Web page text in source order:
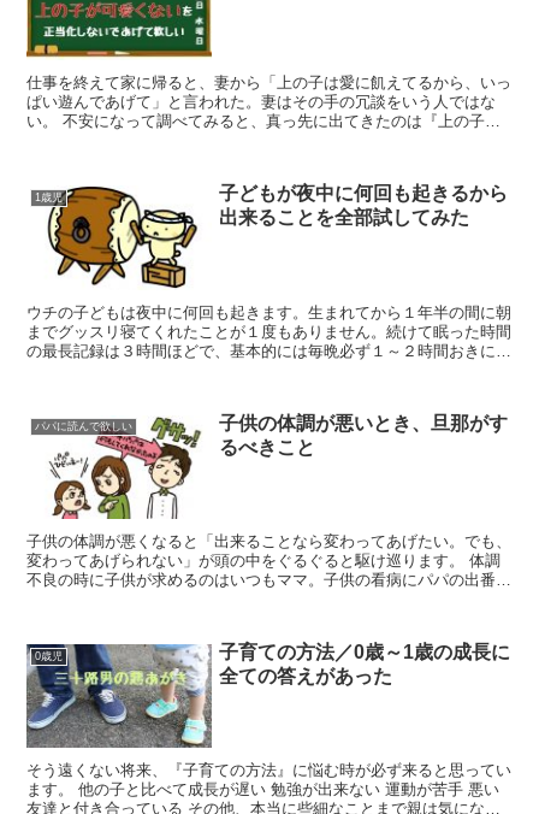
仕事を終えて家に帰ると、妻から「上の子は愛に飢えてるから、いっ
ぱい遊んであげて」と言われた。妻はその手の冗談をいう人ではな
い。 不安になって調べてみると、真っ先に出てきたのは『上の子可
1歳児
子どもが夜中に何回も起きるから
出来ることを全部試してみた
ウチの子どもは夜中に何回も起きます。生まれてから１年半の間に朝
までグッスリ寝てくれたことが１度もありません。続けて眠った時間
の最長記録は３時間ほどで、基本的には毎晩必ず１～２時間おきに泣
パパに読んで欲しい
子供の体調が悪いとき、旦那がす
るべきこと
子供の体調が悪くなると「出来ることなら変わってあげたい。でも、
変わってあげられない」が頭の中をぐるぐると駆け巡ります。 体調
不良の時に子供が求めるのはいつもママ。子供の看病にパパの出番は
0歳児
子育ての方法／0歳～1歳の成長に
全ての答えがあった
そう遠くない将来、『子育ての方法』に悩む時が必ず来ると思ってい
ます。 他の子と比べて成長が遅い 勉強が出来ない 運動が苦手 悪い
友達と付き合っている その他、本当に些細なことまで親は気になっ